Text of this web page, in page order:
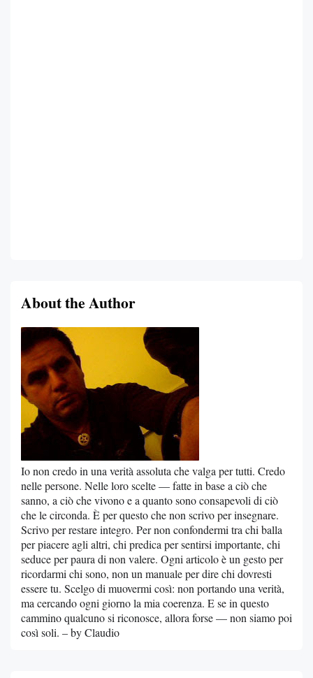
About the Author
Io non credo in una verità assoluta che valga per tutti. Credo
nelle persone. Nelle loro scelte — fatte in base a ciò che
sanno, a ciò che vivono e a quanto sono consapevoli di ciò
che le circonda. È per questo che non scrivo per insegnare.
Scrivo per restare integro. Per non confondermi tra chi balla
per piacere agli altri, chi predica per sentirsi importante, chi
seduce per paura di non valere. Ogni articolo è un gesto per
ricordarmi chi sono, non un manuale per dire chi dovresti
essere tu. Scelgo di muovermi così: non portando una verità,
ma cercando ogni giorno la mia coerenza. E se in questo
cammino qualcuno si riconosce, allora forse — non siamo poi
così soli. – by Claudio